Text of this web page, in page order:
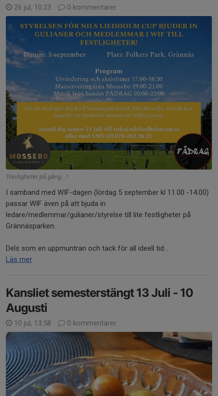
26 jul, 10:23 0 kommentarer
Trevligheter på gång….!
I samband med WIF-dagen (lördag 5 september kl 11.00 -14.00)
passar WIF även på att bjuda in
ledare/medlemmar/gulianer/styrelse till lite festligheter på
Grännäsparken.
Dels som en uppmuntran och tack för all ideell tid...
Läs mer
Kansliet semesterstängt 13 Juli - 10
Augusti
10 jul, 13:58 0 kommentarer